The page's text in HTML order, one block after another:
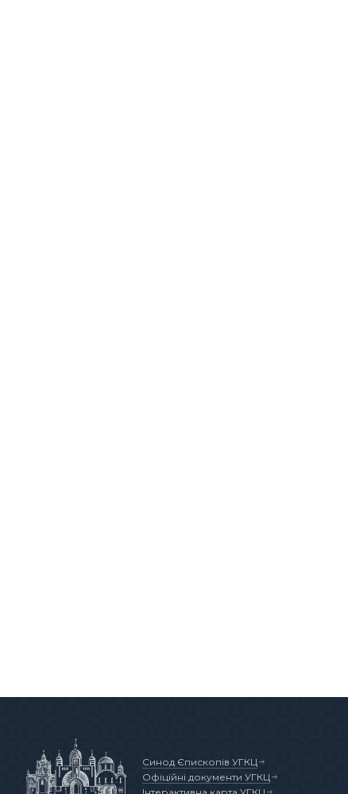
Синод Єпископів УГКЦ
Офіційні документи УГКЦ